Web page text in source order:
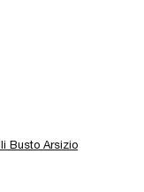
Busto Arsizio